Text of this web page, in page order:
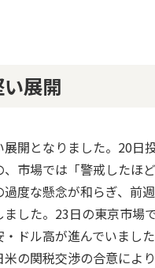
展開
開となりました。20日
市場では「警戒したほ
度な懸念が和らぎ、前
した。23日の東京市場
ドル高が進んでいまし
米の関税交渉の合意によ